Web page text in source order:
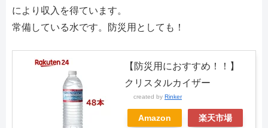
により収入を得ています。
常備している水です。防災用としても！
【防災用におすすめ！！】
クリスタルカイザー
created by Rinker
Amazon 楽天市場